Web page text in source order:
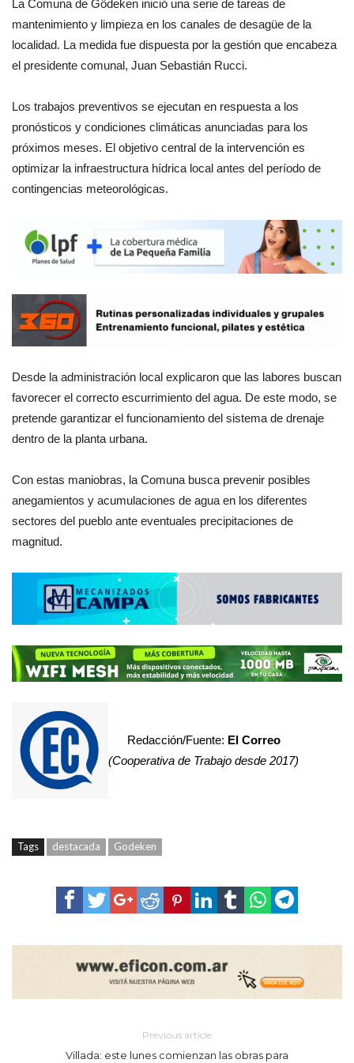
La Comuna de Gödeken inició una serie de tareas de
mantenimiento y limpieza en los canales de desagüe de la
localidad. La medida fue dispuesta por la gestión que encabeza
el presidente comunal, Juan Sebastián Rucci.
Los trabajos preventivos se ejecutan en respuesta a los
pronósticos y condiciones climáticas anunciadas para los
próximos meses. El objetivo central de la intervención es
optimizar la infraestructura hídrica local antes del período de
contingencias meteorológicas.
Desde la administración local explicaron que las labores buscan
favorecer el correcto escurrimiento del agua. De este modo, se
pretende garantizar el funcionamiento del sistema de drenaje
dentro de la planta urbana.
Con estas maniobras, la Comuna busca prevenir posibles
anegamientos y acumulaciones de agua en los diferentes
sectores del pueblo ante eventuales precipitaciones de
magnitud.
Redacción/Fuente: El Correo
(Cooperativa de Trabajo desde 2017)
Tags destacada Godeken
Previous article
Villada: este lunes comienzan las obras para